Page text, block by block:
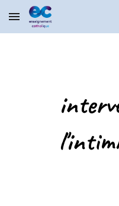
Skip to main content